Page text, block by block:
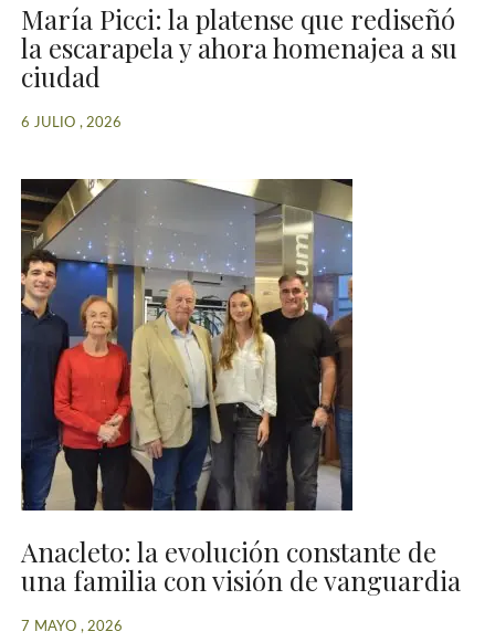
María Picci: la platense que rediseñó
la escarapela y ahora homenajea a su
ciudad
6 JULIO , 2026
Anacleto: la evolución constante de
una familia con visión de vanguardia
7 MAYO , 2026